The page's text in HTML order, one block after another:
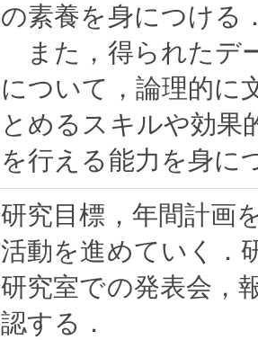
の素養を身につける
また，得られたデ
について，論理的に
とめるスキルや効果
研究目標，年間計画
活動を進めていく．
研究室での発表会，